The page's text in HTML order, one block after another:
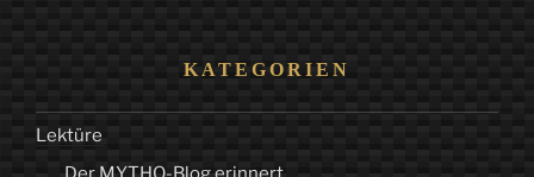
KATEGORIEN
Lektüre